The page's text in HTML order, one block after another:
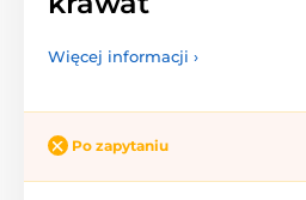
Więcej informacji ›
Po zapytaniu